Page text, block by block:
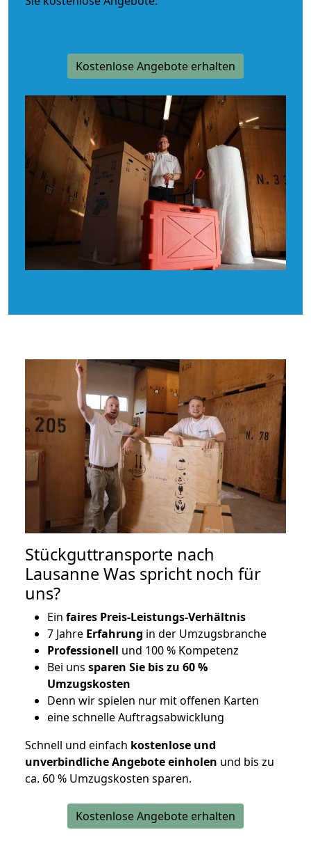
Kostenlose Angebote erhalten
Stückguttransporte nach
Lausanne Was spricht noch für
uns?
Ein faires Preis-Leistungs-Verhältnis
7 Jahre Erfahrung in der Umzugsbranche
Professionell und 100 % Kompetenz
Bei uns sparen Sie bis zu 60 %
Umzugskosten
Denn wir spielen nur mit offenen Karten
eine schnelle Auftragsabwicklung
Schnell und einfach kostenlose und
unverbindliche Angebote einholen und bis zu
ca. 60 % Umzugskosten sparen.
Kostenlose Angebote erhalten